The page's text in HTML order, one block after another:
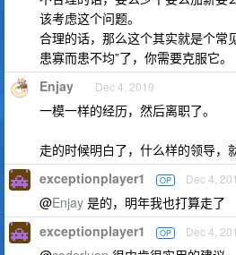
该考虑这个问题。
合理的话，那么这个其实就是个常
患寡而患不均”了，你需要克服它。
Enjay Dec 4, 2019
一模一样的经历，然后离职了。
走的时候明白了，什么样的领导，
exceptionplayer1 OP Dec 4,
@Enjay 是的，明年我也打算走了
exceptionplayer1 OP Dec 4,